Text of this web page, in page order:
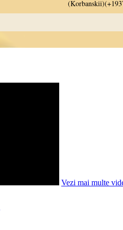
Vezi mai multe